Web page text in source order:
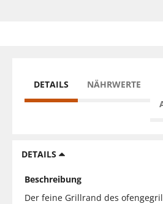
DETAILS NÄHRWERTE
DETAILS
Beschreibung
Der feine Grillrand des